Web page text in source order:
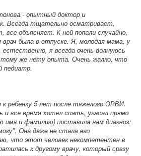
- опытный доктор и
Всегда тщательно осматривает,
все объясняет. К ней попали случайно,
врач была в отпуске. Я, молодая мама, у
я всегда очень волнуюсь
тому же нету опыта. Очень жалко, что
педиатр.
ребенку 5 лет после тяжелого ОРВИ.
и все время хотел спать, угасал прямо
имя и фамилию) поставила нам диагноз:
Она даже не стала его
что этот человек некомпетентен в
к другому врачу, который сразу